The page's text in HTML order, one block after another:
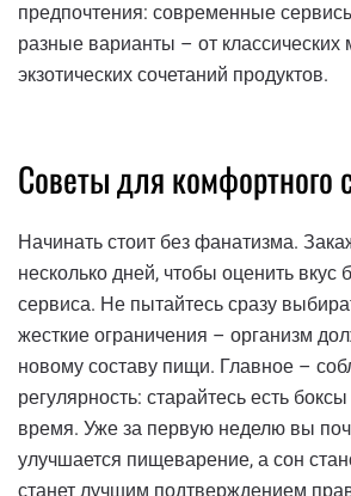
предпочтения: современные
разные варианты – от
экзотических сочетаний продуктов.
Советы для комфортного
Начинать стоит без фанатизма.
несколько дней, чтобы оценить вкус
сервиса. Не пытайтесь сразу
жесткие ограничения – организм
новому составу пищи. Главное –
регулярность: старайтесь есть
время. Уже за первую неделю вы
улучшается пищеварение, а сон
станет лучшим подтверждением